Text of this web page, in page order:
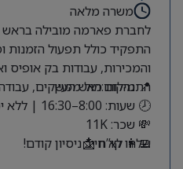
משרה מלאה
לחברת פארמה מובילה בראש
התפקיד כולל תפעול
והמכירות, עבודות בק אופיס
התנהלות מול ממשקים, עבודה
📍 מיקום:ראש העין
🕗 שעות: 8:00–16:30 | ללא ימי שישי
💸 שכר: 11K
👩‍💻 לא חייב ניסיון קודם!
שלחו קו”ח 📩